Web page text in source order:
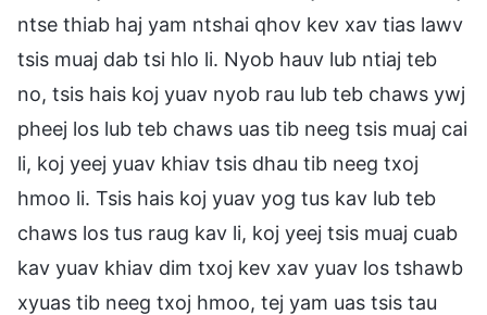
ntse thiab haj yam ntshai qhov kev xav tias lawv
tsis muaj dab tsi hlo li. Nyob hauv lub ntiaj teb
no, tsis hais koj yuav nyob rau lub teb chaws ywj
pheej los lub teb chaws uas tib neeg tsis muaj cai
li, koj yeej yuav khiav tsis dhau tib neeg txoj
hmoo li. Tsis hais koj yuav yog tus kav lub teb
chaws los tus raug kav li, koj yeej tsis muaj cuab
kav yuav khiav dim txoj kev xav yuav los tshawb
xyuas tib neeg txoj hmoo, tej yam uas tsis tau